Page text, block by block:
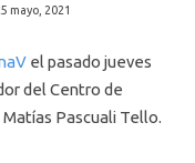
mayo, 2021
el pasado jueves
del Centro de
Pascuali Tello.